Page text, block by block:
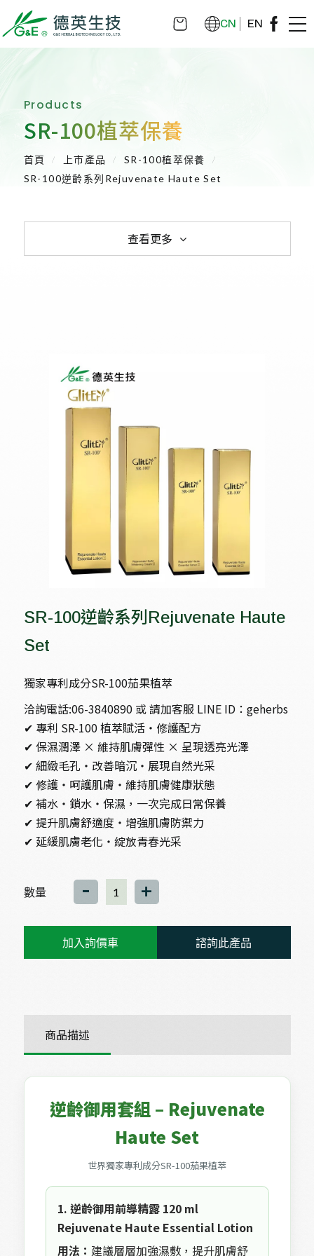
CN EN
Products
SR-100植萃保養
首頁 上市產品
SR-100植萃保養
SR-100逆齡系列Rejuvenate Haute Set
查看更多
SR-100逆齡系列Rejuvenate Haute
Set
獨家專利成分SR-100茄果植萃
洽詢電話:06-3840890 或 請加客服 LINE ID：geherbs
✔ 專利 SR-100 植萃賦活‧修護配方
✔ 保濕潤澤 × 維持肌膚彈性 × 呈現透亮光澤
✔ 細緻毛孔‧改善暗沉‧展現自然光采
✔ 修護‧呵護肌膚‧維持肌膚健康狀態
✔ 補水‧鎖水‧保濕，一次完成日常保養
✔ 提升肌膚舒適度‧增強肌膚防禦力
✔ 延緩肌膚老化‧綻放青春光采
數量 - +
加入詢價車 諮詢此產品
商品描述
逆齡御用套組 – Rejuvenate
Haute Set
世界獨家專利成分SR-100茄果植萃
1. 逆齡御用前導精露 120 ml
Rejuvenate Haute Essential Lotion
用法： 建議層層加強濕敷，提升肌膚舒